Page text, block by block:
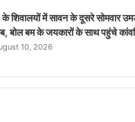
शिवालयों में सावन के दूसरे सोमवार
बोल बम के जयकारों के साथ पहुंचे
10, 2026